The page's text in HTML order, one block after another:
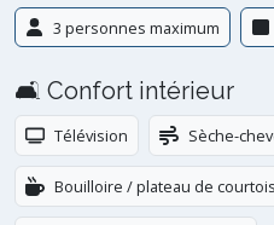
3 personnes maximum
🛋️ Confort intérieur
Télévision Sèche-
Bouilloire / plateau de